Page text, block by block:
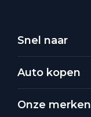
Snel naar
Auto kopen
Onze merken